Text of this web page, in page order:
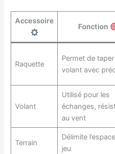
Accessoire
Fonction
Raquette
Permet de
volant avec
Volant
Utilisé pour les
échanges,
au vent
Terrain
Délimite
jeu